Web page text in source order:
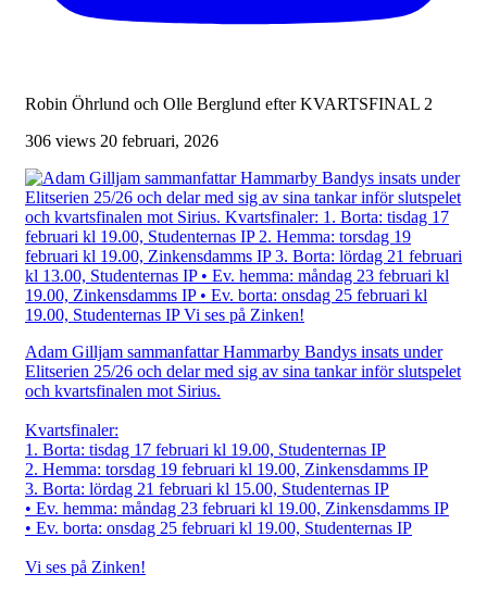
Robin Öhrlund och Olle Berglund efter KVARTSFINAL 2
306 views 20 februari, 2026
Adam Gilljam sammanfattar Hammarby Bandys insats under
Elitserien 25/26 och delar med sig av sina tankar inför slutspelet
och kvartsfinalen mot Sirius.
Kvartsfinaler:
1. Borta: tisdag 17 februari kl 19.00, Studenternas IP
2. Hemma: torsdag 19 februari kl 19.00, Zinkensdamms IP
3. Borta: lördag 21 februari kl 15.00, Studenternas IP
• Ev. hemma: måndag 23 februari kl 19.00, Zinkensdamms IP
• Ev. borta: onsdag 25 februari kl 19.00, Studenternas IP
Vi ses på Zinken!